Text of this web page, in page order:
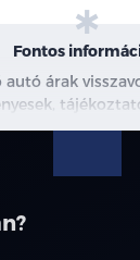
Fontos
autó árak
a
árajánlatot